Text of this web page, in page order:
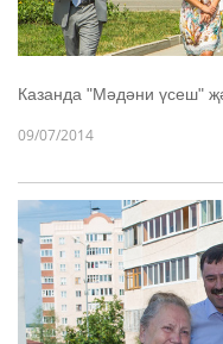
Казанда "Мәдәни үсеш"
09/07/2014